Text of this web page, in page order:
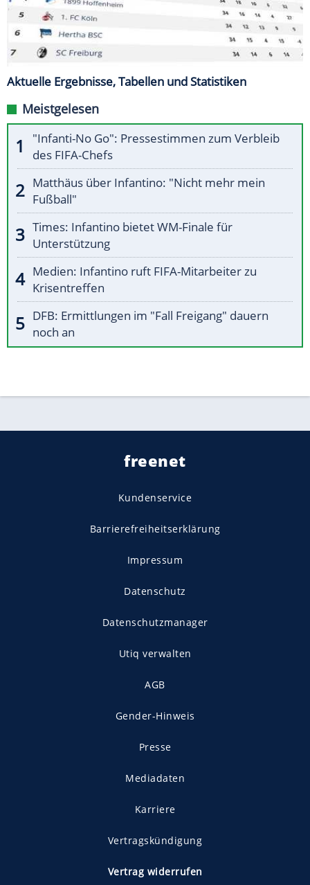
Aktuelle Ergebnisse, Tabellen und Statistiken
Meistgelesen
"Infanti-No Go": Pressestimmen zum Verbleib
des FIFA-Chefs
Matthäus über Infantino: "Nicht mehr mein
Fußball"
Times: Infantino bietet WM-Finale für
Unterstützung
Medien: Infantino ruft FIFA-Mitarbeiter zu
Krisentreffen
DFB: Ermittlungen im "Fall Freigang" dauern
noch an
freenet
Kundenservice
Barrierefreiheitserklärung
Impressum
Datenschutz
Datenschutzmanager
Utiq verwalten
AGB
Gender-Hinweis
Presse
Mediadaten
Karriere
Vertragskündigung
Vertrag widerrufen